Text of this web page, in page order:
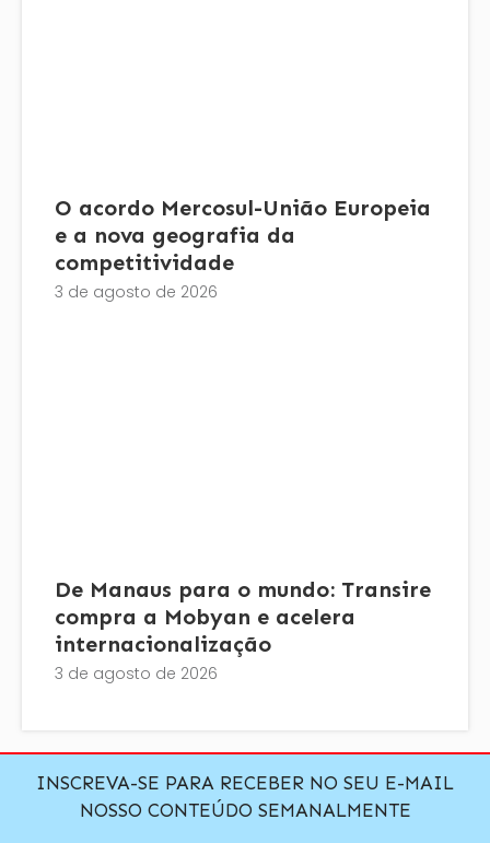
O acordo Mercosul-União Europeia
e a nova geografia da
competitividade
3 de agosto de 2026
De Manaus para o mundo: Transire
compra a Mobyan e acelera
internacionalização
3 de agosto de 2026
INSCREVA-SE PARA RECEBER NO SEU E-MAIL
NOSSO CONTEÚDO SEMANALMENTE